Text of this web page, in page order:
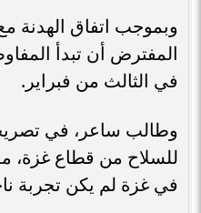
وبموجب اتفاق
المفترض أن تبدأ
في الثالث من فبراير.
وطالب ساعر، في
للسلاح من قطاع غزة،
في غزة لم يكن تجربة